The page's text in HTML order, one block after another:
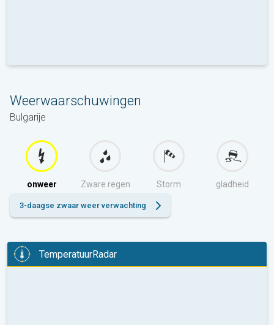
Weerwaarschuwingen
Bulgarije
onweer Zware regen Storm gladheid
3-daagse zwaar weer verwachting
TemperatuurRadar